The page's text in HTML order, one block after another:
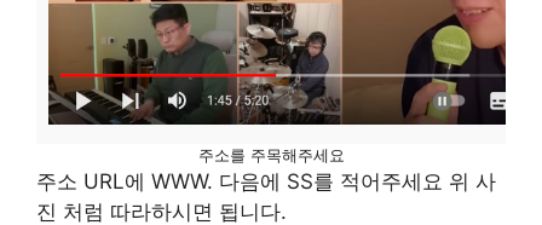
주소를 주목해주세요
주소 URL에 WWW. 다음에 SS를 적어주세요 위 사
진 처럼 따라하시면 됩니다.